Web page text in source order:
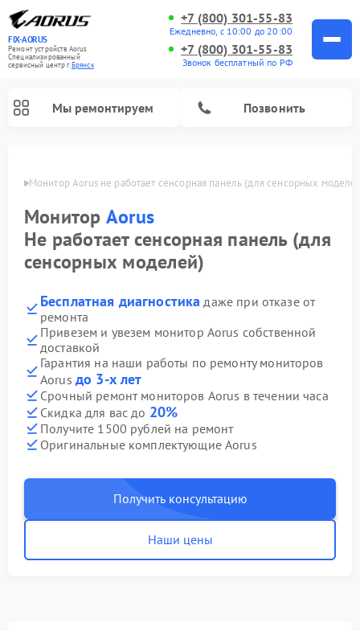
FIX-AORUS
Ремонт устройств Aorus
Специализированный
cервисный центр г.Брянск
+7 (800) 301-55-83
Ежедневно, с 10:00 до 20:00
+7 (800) 301-55-83
Звонок бесплатный по РФ
Мы ремонтируем Позвонить
Монитор Aorus не работает сенсорная панель (для сенсорных
Монитор Aorus
Не работает сенсорная панель (для
сенсорных моделей)
Бесплатная диагностика даже при отказе от
ремонта
Привезем и увезем монитор Aorus собственной
доставкой
Гарантия на наши работы по ремонту мониторов
Aorus до 3-х лет
Срочный ремонт мониторов Aorus в течении часа
Скидка для вас до 20%
Получите 1500 рублей на ремонт
Оригинальные комплектующие Aorus
Получить консультацию
Наши цены